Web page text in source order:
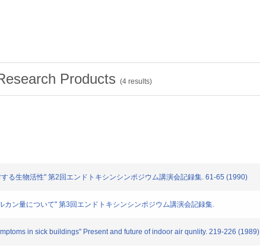
Products (4results)
る生物活性" 第2回エンドトキシンシンポジウム講演会記録集. 61-65 (1990)
ン量について" 第3回エンドトキシンシンポジウム講演会記録集.
in sick buildings" Present and future of indoor air qunlity. 219-226 (1989)